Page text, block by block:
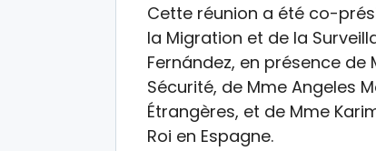
Cette réunion a été co-
la Migration et de la
Fernández, en présence de
Sécurité, de Mme Angeles
Étrangères, et de Mme
Roi en Espagne.